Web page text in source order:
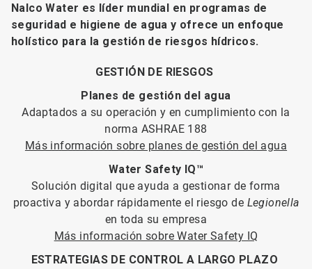
Nalco Water es líder mundial en programas de
seguridad e higiene de agua y ofrece un enfoque
holístico para la gestión de riesgos hídricos.
GESTIÓN DE RIESGOS
Planes de gestión del agua
Adaptados a su operación y en cumplimiento con la
norma ASHRAE 188
Más información sobre planes de gestión del agua
Water Safety IQ™
Solución digital que ayuda a gestionar de forma
proactiva y abordar rápidamente el riesgo de Legionella
en toda su empresa
Más información sobre Water Safety IQ​​​​​​​
ESTRATEGIAS DE CONTROL A LARGO PLAZO